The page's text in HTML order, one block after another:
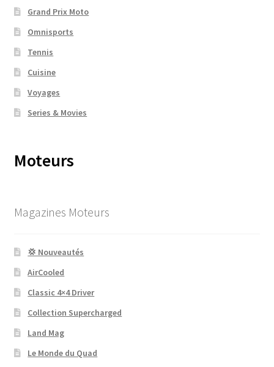
Grand Prix Moto
Omnisports
Tennis
Cuisine
Voyages
Series & Movies
Moteurs
Magazines Moteurs
💢 Nouveautés
AirCooled
Classic 4×4 Driver
Collection Supercharged
Land Mag
Le Monde du Quad